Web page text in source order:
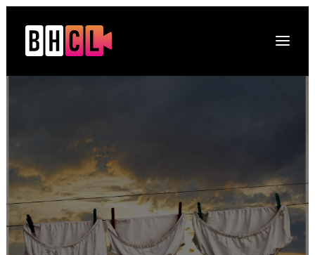
Multimedija
Novosti
DRUGI O NAMA